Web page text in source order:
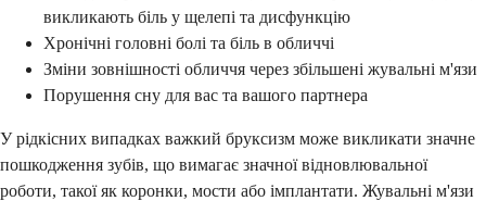
викликають біль у щелепі та дисфункцію
Хронічні головні болі та біль в обличчі
Зміни зовнішності обличчя через збільшені жувальні м'язи
Порушення сну для вас та вашого партнера
У рідкісних випадках важкий бруксизм може викликати значне
пошкодження зубів, що вимагає значної відновлювальної
роботи, такої як коронки, мости або імплантати. Жувальні м'язи